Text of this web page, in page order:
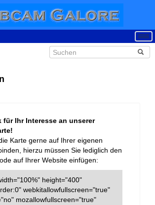
für Ihr Interesse an unserer
Karte gerne auf Ihrer eigenen
hierzu müssen Sie lediglich den
auf Ihrer Website einfügen:
height="400"
webkitallowfullscreen="true"
mozallowfullscreen="true"